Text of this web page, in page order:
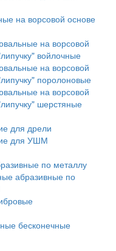
на ворсовой основе
на ворсовой
войлочные
на ворсовой
поролоновые
на ворсовой
шерстяные
для дрели
для УШМ
по металлу
абразивные по
бесконечные